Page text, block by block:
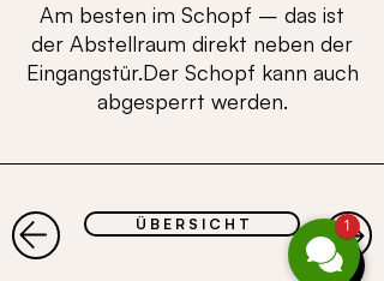
Am besten im Schopf – das ist
der Abstellraum direkt neben der
Eingangstür.Der Schopf kann auch
abgesperrt werden.
Ü B E R S I C H T 1